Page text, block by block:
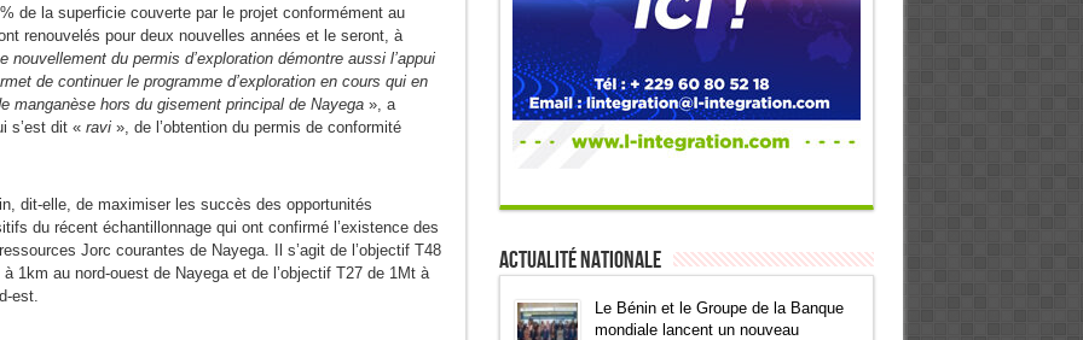
de la superficie couverte par le projet conformément au
renouvelés pour deux nouvelles années et le seront, à
nouvellement du permis d’exploration démontre aussi l’appui
de continuer le programme d’exploration en cours qui en
manganèse hors du gisement principal de Nayega», a
s’est dit « ravi », de l’obtention du permis de conformité
dit-elle, de maximiser les succès des opportunités
du récent échantillonnage qui ont confirmé l’existence des
Jorc courantes de Nayega. Il s’agit de l’objectif T48
1km au nord-ouest de Nayega et de l’objectif T27 de 1Mt à
est.
Actualité Nationale
Le Bénin et le Groupe de la Banque
mondiale lancent un nouveau